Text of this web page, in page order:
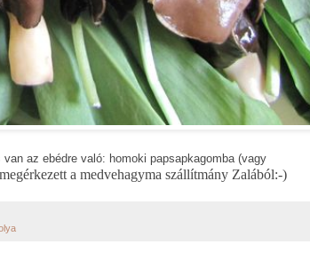
az ebédre való: homoki papsapkagomba (vagy
a medvehagyma szállítmány Zalából:-)